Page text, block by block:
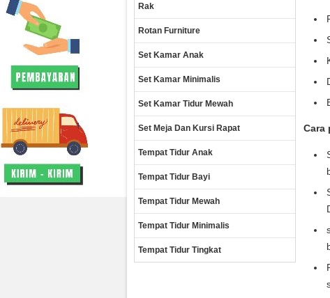
Cara
Rak
Rotan Furniture
Set Kamar Anak
Set Kamar Minimalis
Set Kamar Tidur Mewah
Set Meja Dan Kursi Rapat
Tempat Tidur Anak
Tempat Tidur Bayi
Tempat Tidur Mewah
Tempat Tidur Minimalis
Tempat Tidur Tingkat